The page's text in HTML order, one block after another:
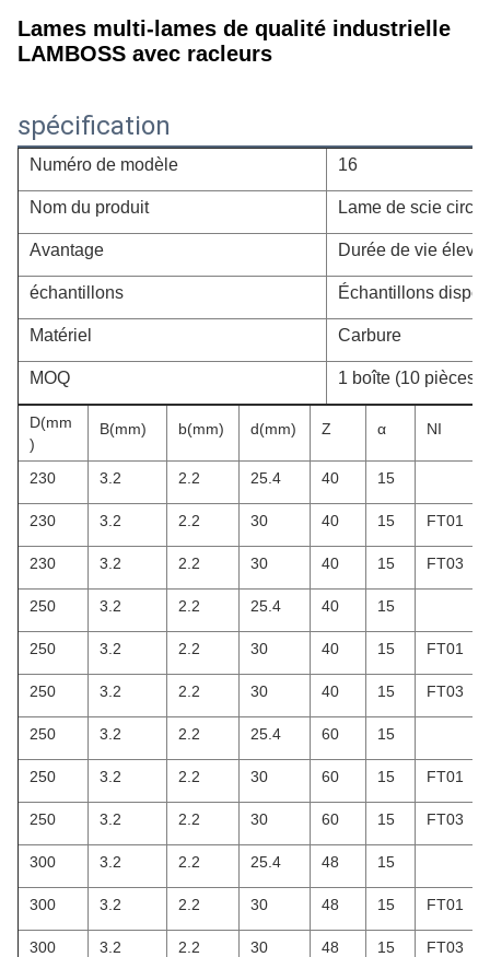
Lames multi-lames de qualité industrielle
LAMBOSS avec racleurs
spécification
Numéro de modèle 16
Nom du produit Lame de scie
Avantage Durée de vie
échantillons Échantillons
Matériel Carbure
MOQ 1 boîte (10 pièces1
D(mm
)
B(mm) b(mm) d(mm) Z α NI
230 3.2 2.2 25.4 40 15
230 3.2 2.2 30 40 15 FT01
230 3.2 2.2 30 40 15 FT03
250 3.2 2.2 25.4 40 15
250 3.2 2.2 30 40 15 FT01
250 3.2 2.2 30 40 15 FT03
250 3.2 2.2 25.4 60 15
250 3.2 2.2 30 60 15 FT01
250 3.2 2.2 30 60 15 FT03
300 3.2 2.2 25.4 48 15
300 3.2 2.2 30 48 15 FT01
300 3.2 2.2 30 48 15 FT03